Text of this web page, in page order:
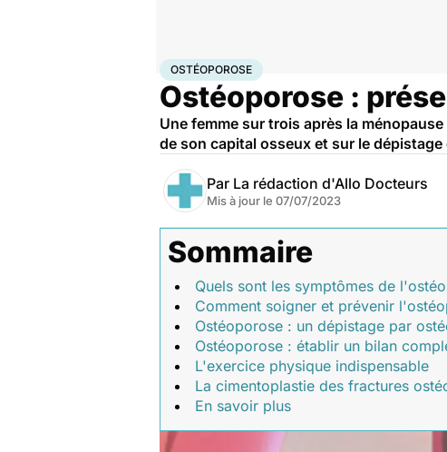
AccueilSantéMaladies
OSTÉOPOROSE
Ostéoporose :
Une femme sur trois après la
de son capital osseux et sur le dépistage
Par La rédaction d'Allo Docteurs
Mis à jour le 07/07/2023
Sommaire
Quels sont les symptômes de
Comment soigner et prévenir
Ostéoporose : un dépistage par
Ostéoporose : établir un bilan
L'exercice physique indispensable
La cimentoplastie des fractures
En savoir plus